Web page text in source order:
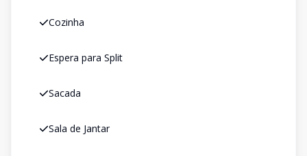
Cozinha
Espera para Split
Sacada
Sala de Jantar